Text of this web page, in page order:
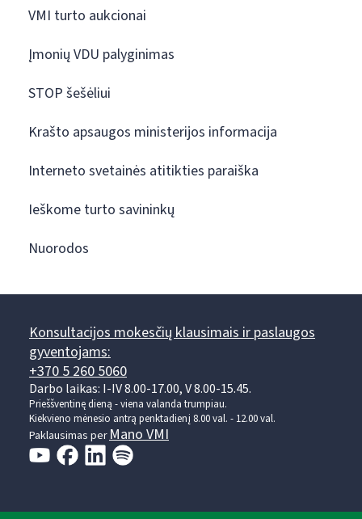
VMI turto aukcionai
Įmonių VDU palyginimas
STOP šešėliui
Krašto apsaugos ministerijos informacija
Interneto svetainės atitikties paraiška
Ieškome turto savininkų
Nuorodos
Konsultacijos mokesčių klausimais ir paslaugos
gyventojams:
+370 5 260 5060
Darbo laikas: I-IV 8.00-17.00, V 8.00-15.45.
Prieššventinę dieną - viena valanda trumpiau.
Kiekvieno mėnesio antrą penktadienį 8.00 val. - 12.00 val.
Paklausimas per Mano VMI